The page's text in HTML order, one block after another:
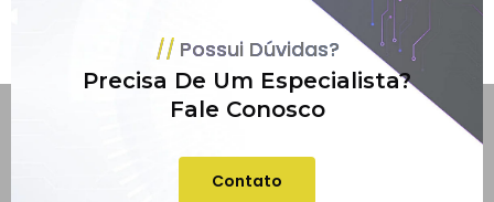
Possui Dúvidas?
Precisa De Um Especialista?
Fale Conosco
Contato